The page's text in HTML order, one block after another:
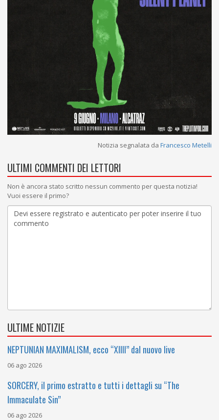
Notizia segnalata da Francesco Metelli
ULTIMI COMMENTI DEI LETTORI
Non è ancora stato scritto nessun commento per questa notizia!
Vuoi essere il primo?
ULTIME NOTIZIE
NEPTUNIAN MAXIMALISM, ecco “XIIII” dal nuovo live
06 ago 2026
SORCERY, il primo estratto e tutti i dettagli su “The
Immaculate Sin”
06 ago 2026